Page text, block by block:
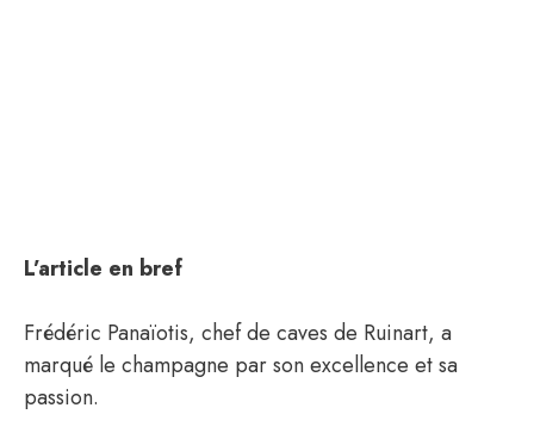
L’article en bref
Frédéric Panaïotis, chef de caves de Ruinart, a
marqué le champagne par son excellence et sa
passion.